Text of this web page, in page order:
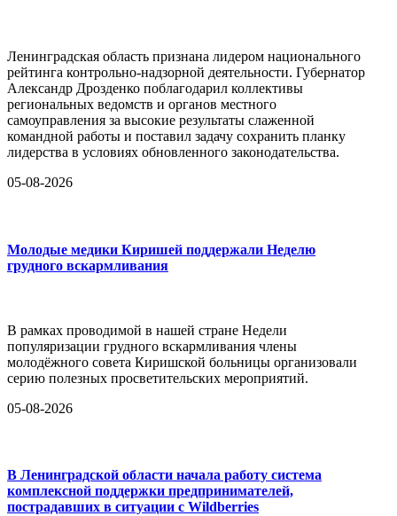
Ленинградская область признана лидером национального
рейтинга контрольно-надзорной деятельности. Губернатор
Александр Дрозденко поблагодарил коллективы
региональных ведомств и органов местного
самоуправления за высокие результаты слаженной
командной работы и поставил задачу сохранить планку
лидерства в условиях обновленного законодательства.
05-08-2026
Молодые медики Киришей поддержали Неделю
грудного вскармливания
В рамках проводимой в нашей стране Недели
популяризации грудного вскармливания члены
молодёжного совета Киришской больницы организовали
серию полезных просветительских мероприятий.
05-08-2026
В Ленинградской области начала работу система
комплексной поддержки предпринимателей,
пострадавших в ситуации с Wildberries